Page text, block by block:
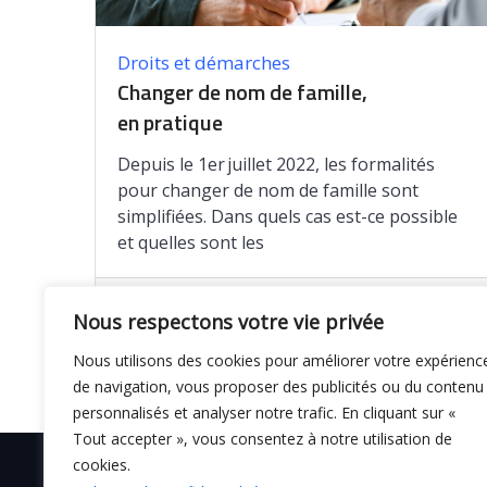
Nous respectons votre vie privée
Nous utilisons des cookies pour améliorer votre
de navigation, vous proposer des publicités ou du contenu
personnalisés et analyser notre trafic. En cliquant sur «
Tout accepter », vous consentez à notre utilisation de
cookies.
Droits et démarches
Changer de nom de famille,
en pratique
Depuis le 1er juillet 2022, les formalités
pour changer de nom de famille sont
simplifiées. Dans quels cas est-ce possible
et quelles sont les
Enregistrer